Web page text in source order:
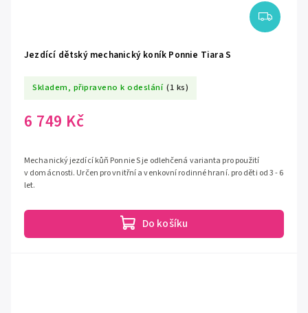
Jezdící dětský mechanický koník Ponnie Tiara S
Skladem, připraveno k odeslání (1 ks)
6 749 Kč
Do košíku
Mechanický jezdící kůň Ponnie S je odlehčená varianta pro použití
v domácnosti. Určen pro vnitřní a venkovní rodinné hraní. pro děti od 3 - 6
let.